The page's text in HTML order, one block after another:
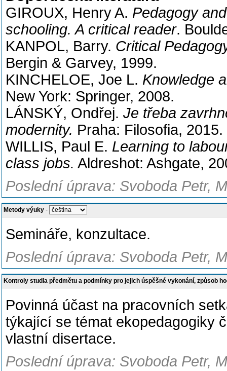
GIROUX, Henry A. Pedagogy
schooling. A critical reader.
KANPOL, Barry. Critical
Bergin & Garvey, 1999.
KINCHELOE, Joe L. Knowledge
New York: Springer, 2008.
LÁNSKÝ, Ondřej. Je třeba
modernity. Praha: Filosofia, 2015.
WILLIS, Paul E. Learning to
class jobs. Aldreshot: Ashgate,
Poslední úprava: Svoboda Petr,
Metody výuky -
Semináře, konzultace.
Poslední úprava: Svoboda Petr,
Kontroly studia předmětu a podmínky pro jejich úspěšné vykonání, způsob
Povinná účast na pracovních
týkající se témat ekopedagogiky
vlastní disertace.
Poslední úprava: Svoboda Petr,